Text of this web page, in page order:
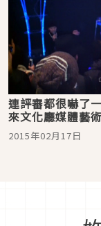
連評審都很嚇了
來文化廳媒體藝
「妖怪手錶」隱藏
裡！
2015年02月17日